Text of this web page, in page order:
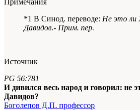
*1 В Синод. переводе: Не это ли
Давидов.- Прим. пер.
Источник
PG 56:781
И дивился весь народ и говорил: не
Давидов?
Боголепов Д.П. профессор